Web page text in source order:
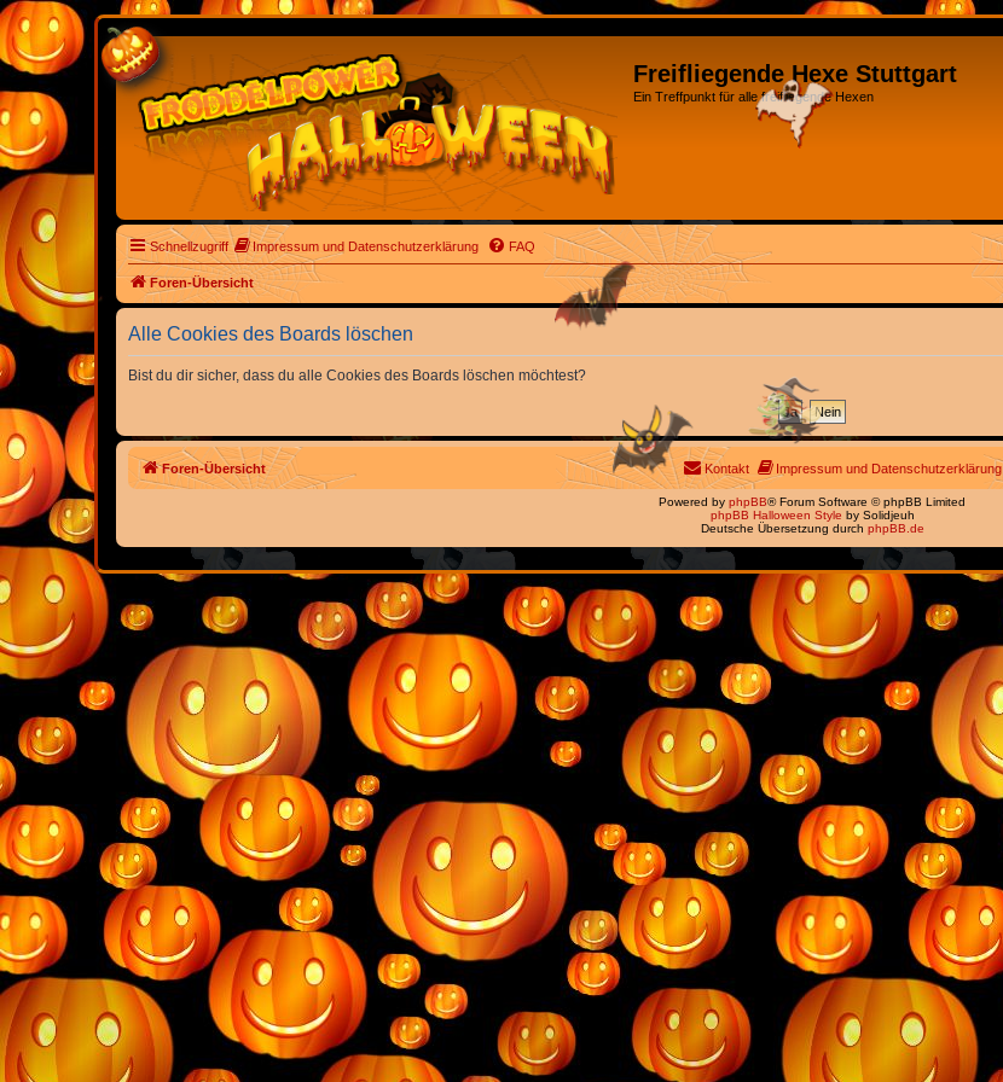
Freifliegende Hexe Stuttgart
Ein Treffpunkt für alle freifliegende Hexen
Schnellzugriff Impressum und Datenschutzerklärung FAQ
Foren-Übersicht
Alle Cookies des Boards löschen
Bist du dir sicher, dass du alle Cookies des Boards löschen möchtest?
Foren-Übersicht Impressum und Datenschutzerklärung
Kontakt
Powered by phpBB® Forum Software © phpBB Limited
phpBB Halloween Style by Solidjeuh
Deutsche Übersetzung durch phpBB.de